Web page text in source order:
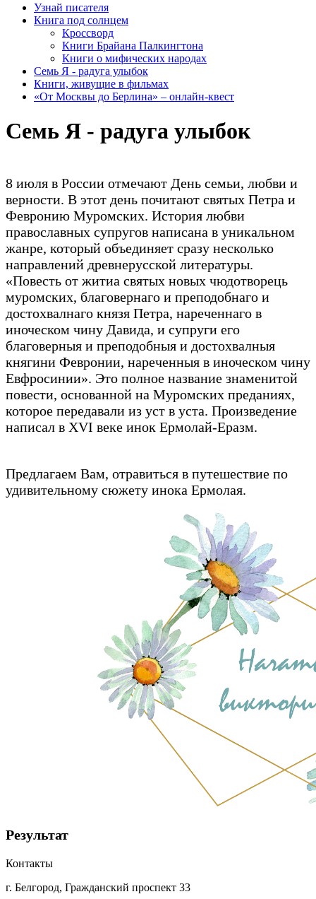
Узнай писателя
Книга под солнцем
Кроссворд
Книги Брайана Палкингтона
Книги о мифических народах
Семь Я - радуга улыбок
Книги, живущие в фильмах
«От Москвы до Берлина» – онлайн-квест
Семь Я - радуга улыбок
8 июля в России отмечают День семьи, любви и
верности. В этот день почитают святых Петра и
Февронию Муромских. История любви
православных супругов написана в уникальном
жанре, который объединяет сразу несколько
направлений древнерусской литературы.
«Повесть от житиа святых новых чюдотворець
муромских, благовернаго и преподобнаго и
достохвалнаго князя Петра, нареченнаго в
иноческом чину Давида, и супруги его
благоверныя и преподобныя и достохвалныя
княгини Февронии, нареченныя в иноческом чину
Евфросинии». Это полное название знаменитой
повести, основанной на Муромских преданиях,
которое передавали из уст в уста. Произведение
написал в XVI веке инок Ермолай-Еразм.
Предлагаем Вам, отравиться в путешествие по
удивительному сюжету инока Ермолая.
Результат
Контакты
г. Белгород, Гражданский проспект 33